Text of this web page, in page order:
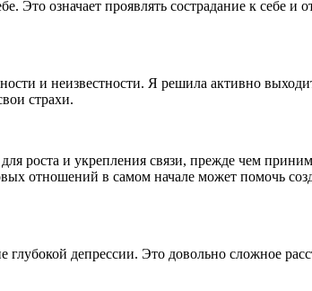
означает проявлять сострадание к себе и
и неизвестности. Я решила активно
страхи.
роста и укрепления связи, прежде чем
отношений в самом начале может помочь
депрессии. Это довольно сложное